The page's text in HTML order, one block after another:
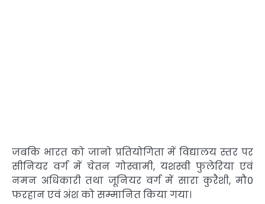
जबकि भारत को जानो प्रतियोगिता में विद्यालय स्तर पर
सीनियर वर्ग में चेतन गोस्वामी, यशस्वी फुलेरिया एवं
नमन अधिकारी तथा जूनियर वर्ग में सारा कुरैशी, मौ0
फरहान एवं अंश को सम्मानित किया गया।